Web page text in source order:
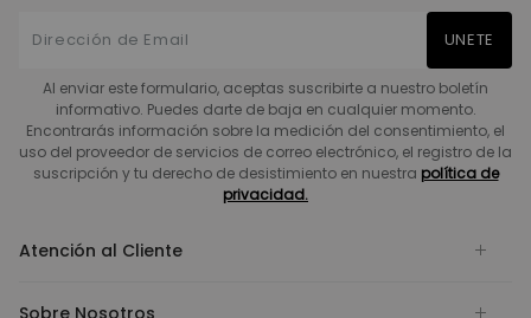
UNETE
Al enviar este formulario, aceptas suscribirte a nuestro boletín
informativo. Puedes darte de baja en cualquier momento.
Encontrarás información sobre la medición del consentimiento, el
uso del proveedor de servicios de correo electrónico, el registro de la
suscripción y tu derecho de desistimiento en nuestra política de
privacidad.
Atención al Cliente
Sobre Nosotros